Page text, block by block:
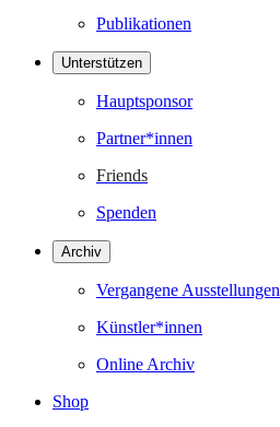
Publikationen
Unterstützen
Hauptsponsor
Partner*innen
Friends
Spenden
Archiv
Vergangene Ausstellungen
Künstler*innen
Online Archiv
Shop